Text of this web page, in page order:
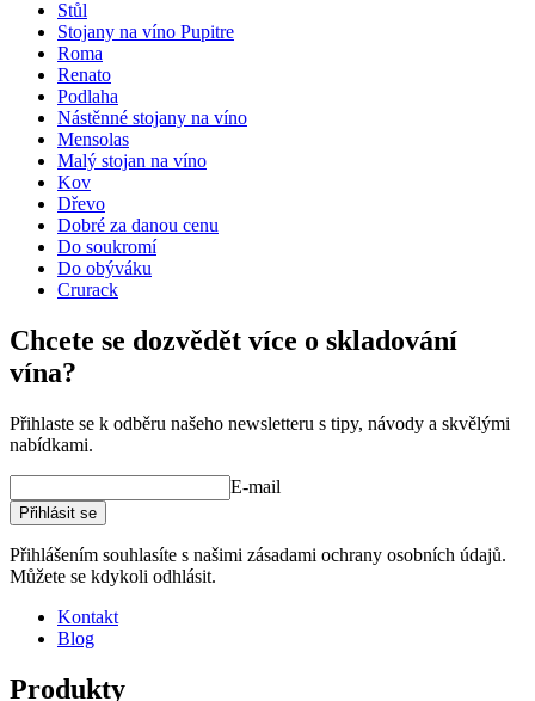
Rozměry (ŠxVxH cm)
Výška (cm)
Šířka (cm)
Hloubka (cm)31.5
Hmotnost (kg)5
Stůl
Stojany na víno Pupitre
Roma
Renato
Podlaha
Nástěnné stojany na víno
Mensolas
Malý stojan na víno
Kov
Dřevo
Dobré za danou cenu
Do soukromí
Do obýváku
Crurack
Chcete se dozvědět více o skladování
vína?
Přihlaste se k odběru našeho newsletteru s tipy, návody a skvělými
nabídkami.
E-mail
Přihlásit se
Přihlášením souhlasíte s našimi zásadami ochrany osobních údajů.
Můžete se kdykoli odhlásit.
Kontakt
Blog
Produkty